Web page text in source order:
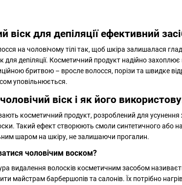
віск для депіляції ефективний
на чоловічому тілі так, щоб шкіра залишалася
для депіляції. Косметичний продукт надійно
бритвою – вросле волосся, порізи та швидке
уповільнюється.
віск і як його
косметичний продукт, розроблений для усунення
Такий ефект створюють смоли синтетичного або
шаром на шкіру, не залишаючи прогалин.
чоловічим воском?
видалення волосків косметичним засобом
майстрам барбершопів та салонів. Їх потрібно